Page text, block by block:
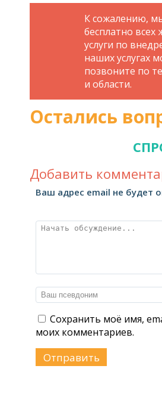
К сожалению,
бесплатно
услуги по
наших услугах
позвоните по
и области.
Остались
Добавить
Ваш адрес email не будет
Сохранить моё имя,
моих комментариев.